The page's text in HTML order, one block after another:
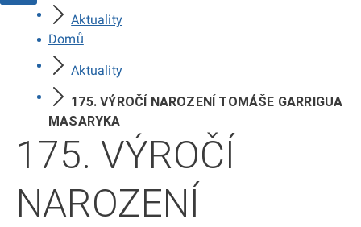
Aktuality
Domů
Aktuality
175. VÝROČÍ NAROZENÍ TOMÁŠE GARRIGUA
MASARYKA
175. VÝROČÍ
NAROZENÍ